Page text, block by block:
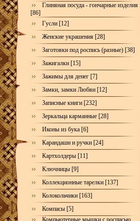
Глиняная посуда - гончарные изделия
[86]
Гусли [12]
Женские украшения [28]
Заготовки под роспись (разные) [38]
Зажигалки [15]
Зажимы для денег [7]
Замки, замки Любви [12]
Записные книги [232]
Зеркальца карманные [28]
Иконы из бука [6]
Карандаши и ручки [24]
Картхолдеры [11]
Ключницы [9]
Коллекционные тарелки [137]
Колокольчики [163]
Компасы [5]
Компьютерные мышки с росписью